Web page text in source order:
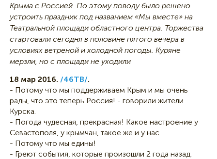
Крыма с Россией. По этому поводу было решено
устроить праздник под названием «Мы вместе» на
Театральной площади областного центра. Торжества
стартовали сегодня в половине пятого вечера в
условиях ветреной и холодной погоды. Куряне
мерзли, но с площади не уходили
18 мар 2016. /46ТВ/.
- Потому что мы поддерживаем Крым и мы очень
рады, что это теперь Россия! - говорили жители
Курска.
- Погода чудесная, прекрасная! Какое настроение у
Севастополя, у крымчан, такое же и у нас.
- Потому что мы едины!
- Греют события, которые произошли 2 года назад.